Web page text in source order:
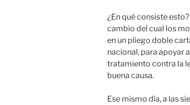
¿En qué consiste
cambio del cual los
en un pliego doble
nacional, para apoyar
tratamiento contra la
buena causa.
Ese mismo día, a las